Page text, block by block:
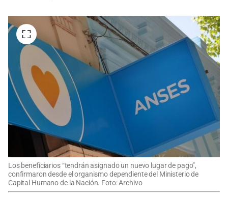
Los beneficiarios “tendrán asignado un nuevo lugar de pago”,
confirmaron desde el organismo dependiente del Ministerio de
Capital Humano de la Nación. Foto: Archivo